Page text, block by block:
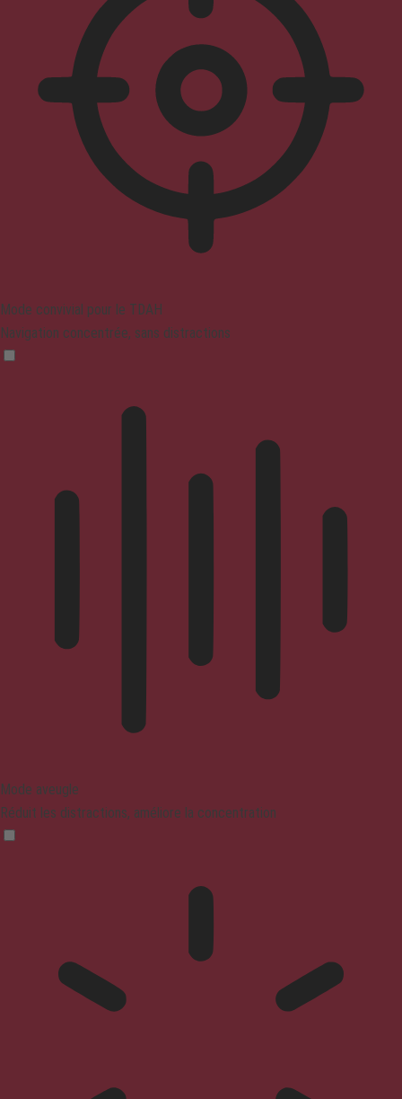
Mode convivial pour le TDAH
Navigation concentrée, sans distractions
Mode aveugle
Réduit les distractions, améliore la concentration